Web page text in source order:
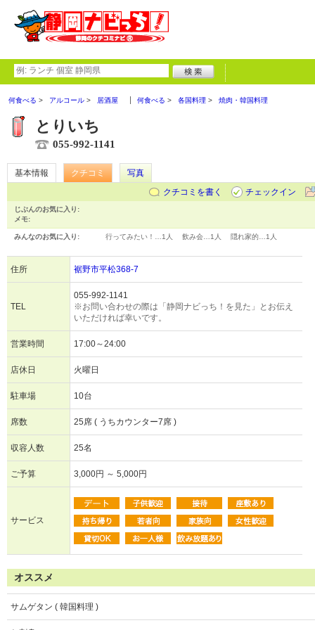
何食べる アルコール 居酒屋 何食べる 各国料理 焼肉・韓国料理
とりいち
055-992-1141
基本情報 クチコミ
写真
クチコミを書く
チェックイン
じぶんのお気に入り:
メモ:
みんなのお気に入り: 行ってみたい！… 1人 飲み会… 1人 隠れ家的… 1人
住所 裾野市平松368-7
TEL
055-992-1141
※お問い合わせの際は「静岡ナビっち！を見た」とお伝え
いただければ幸いです。
営業時間 17:00～24:00
店休日 火曜日
駐車場 10台
席数 25席 ( うちカウンター7席 )
収容人数 25名
ご予算 3,000円 ～ 5,000円
サービス
オススメ
サムゲタン ( 韓国料理 )